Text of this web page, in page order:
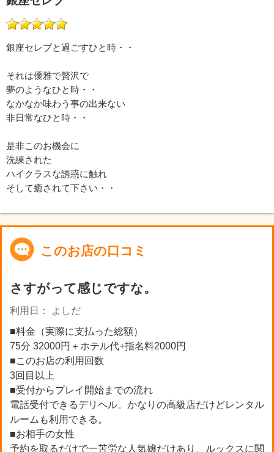
銀座セレブと過ごすひと時・・
それは優雅で贅沢で
夢のようなひと時・・
なかなか味わう事の出来ない
非日常なひと時・・
是非このお機会に
洗練された
ハイクラスな誘惑に触れ
そして癒されて下さい・・
このお店の口コミ
さすがって感じですな。
利用日： よしだ
■料金（実際に支払った総額）
75分 32000円＋ホテル代+指名料2000円
■このお店の利用回数
3回目以上
■受付からプレイ開始までの流れ
電話受付できるデリヘル。かなりの高級店だけどレンタル
ルームも利用できる。
■お相手の女性
予約を取るだけで一苦労な人気嬢だけあり、ルックスに関